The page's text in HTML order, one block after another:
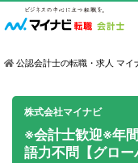
公認会計士の転職・求人 マイ
株式会社マイナビ
※会計士歓迎※年
語力不問【グロ